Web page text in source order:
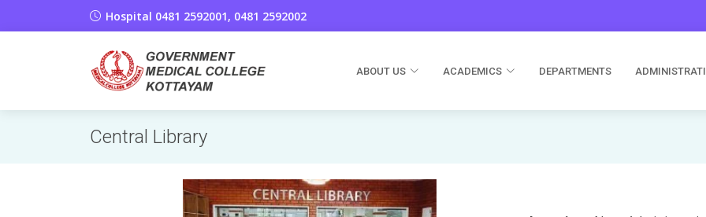
Hospital 0481 2592001, 0481 2592002
ABOUT US ACADEMICS DEPARTMENTS
Central Library